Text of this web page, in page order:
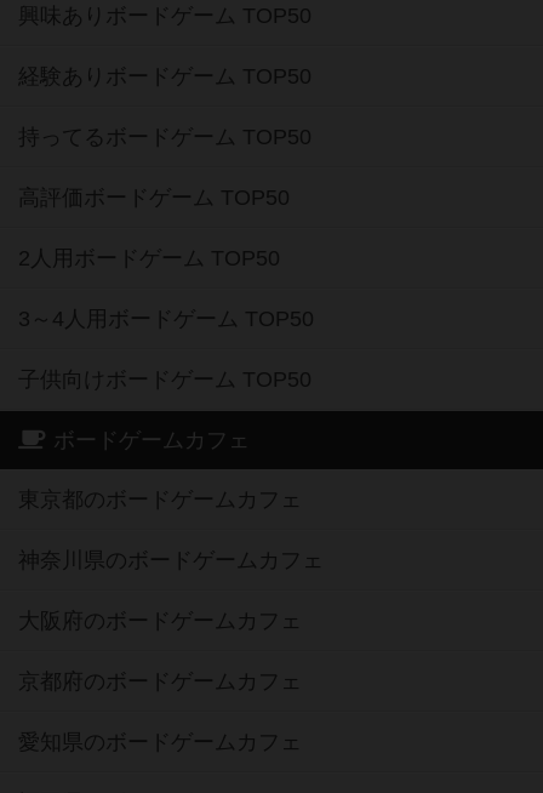
興味ありボードゲーム TOP50
経験ありボードゲーム TOP50
持ってるボードゲーム TOP50
高評価ボードゲーム TOP50
2人用ボードゲーム TOP50
3～4人用ボードゲーム TOP50
子供向けボードゲーム TOP50
ボードゲームカフェ
東京都のボードゲームカフェ
神奈川県のボードゲームカフェ
大阪府のボードゲームカフェ
京都府のボードゲームカフェ
愛知県のボードゲームカフェ